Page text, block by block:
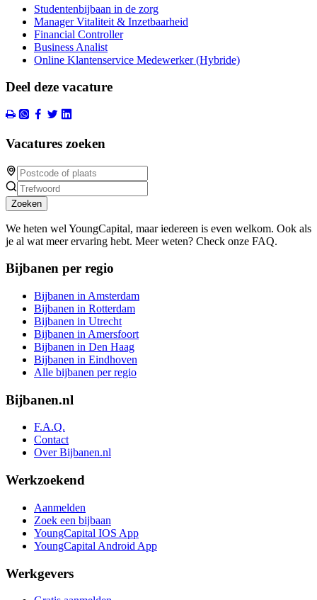
Studentenbijbaan in de zorg
Manager Vitaliteit & Inzetbaarheid
Financial Controller
Business Analist
Online Klantenservice Medewerker (Hybride)
Deel deze vacature
Vacatures zoeken
Zoeken
We heten wel YoungCapital, maar iedereen is even welkom. Ook als
je al wat meer ervaring hebt. Meer weten? Check onze FAQ.
Bijbanen per regio
Bijbanen in Amsterdam
Bijbanen in Rotterdam
Bijbanen in Utrecht
Bijbanen in Amersfoort
Bijbanen in Den Haag
Bijbanen in Eindhoven
Alle bijbanen per regio
Bijbanen.nl
F.A.Q.
Contact
Over Bijbanen.nl
Werkzoekend
Aanmelden
Zoek een bijbaan
YoungCapital IOS App
YoungCapital Android App
Werkgevers